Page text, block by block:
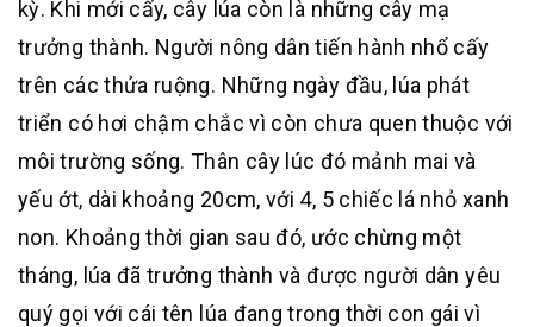
kỳ. Khi mới cấy, cây lúa còn là những cây mạ
trưởng thành. Người nông dân tiến hành nhổ cấy
trên các thửa ruộng. Những ngày đầu, lúa phát
triển có hơi chậm chắc vì còn chưa quen thuộc với
môi trường sống. Thân cây lúc đó mảnh mai và
yếu ớt, dài khoảng 20cm, với 4, 5 chiếc lá nhỏ xanh
non. Khoảng thời gian sau đó, ước chừng một
tháng, lúa đã trưởng thành và được người dân yêu
quý gọi với cái tên lúa đang trong thời con gái vì